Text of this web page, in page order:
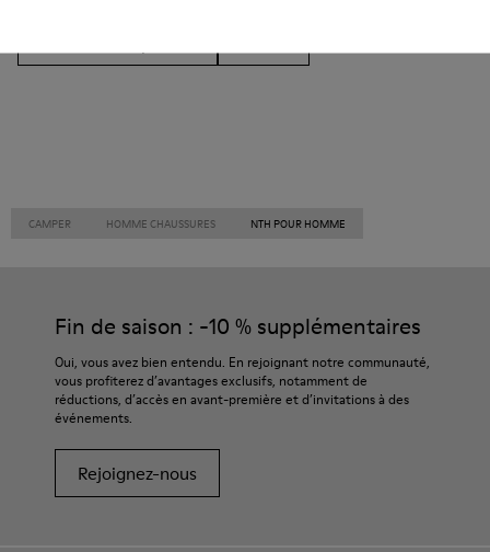
CAMPER HOMME CHAUSSURES NTH POUR HOMME
Fin de saison : -10 % supplémentaires
Oui, vous avez bien entendu. En rejoignant notre communauté,
vous profiterez d’avantages exclusifs, notamment de
réductions, d’accès en avant-première et d’invitations à des
événements.
Rejoignez-nous